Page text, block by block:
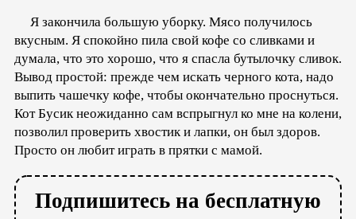
Я закончила большую уборку. Мясо получилось
вкусным. Я спокойно пила свой кофе со сливками и
думала, что это хорошо, что я спасла бутылочку сливок.
Вывод простой: прежде чем искать черного кота, надо
выпить чашечку кофе, чтобы окончательно проснуться.
Кот Бусик неожиданно сам вспрыгнул ко мне на колени,
позволил проверить хвостик и лапки, он был здоров.
Просто он любит играть в прятки с мамой.
Подпишитесь на бесплатную